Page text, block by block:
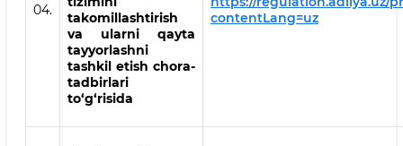
04.
takomillashtirish
va ularni qayta
tayyorlashni
tashkil etish chora-
tadbirlari
to‘g‘risida
contentLang=uz